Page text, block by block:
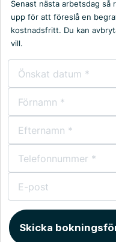
Kyrkor & kapell
Begravningsplatser
Församlingshem
Bårhus
Senast nästa arbetsdag så
upp för att föreslå en
kostnadsfritt. Du kan
vill.
Skicka